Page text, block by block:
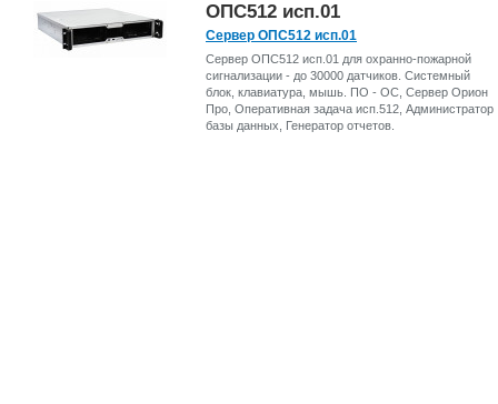
ОПС512 исп.01
Сервер ОПС512 исп.01
Сервер ОПС512 исп.01 для охранно-пожарной
сигнализации - до 30000 датчиков. Системный
блок, клавиатура, мышь. ПО - ОС, Сервер Орион
Про, Оперативная задача исп.512, Администратор
базы данных, Генератор отчетов.